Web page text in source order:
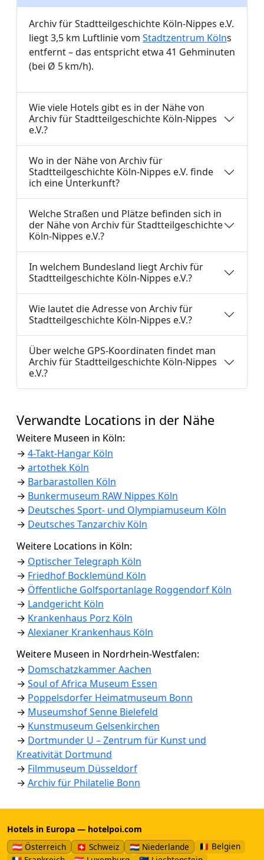
Archiv für Stadtteilgeschichte Köln-Nippes e.V.
liegt 3,5 km Luftlinie vom Stadtzentrum Kölns
entfernt – das entspricht etwa 41 Gehminuten
(bei Ø 5 km/h).
Wie viele Hotels gibt es in der Nähe von
Archiv für Stadtteilgeschichte Köln-Nippes
e.V.?
Wo in der Nähe von Archiv für
Stadtteilgeschichte Köln-Nippes e.V. finde
ich eine Unterkunft?
Welche Straßen und Plätze befinden sich in
der Nähe von Archiv für Stadtteilgeschichte
Köln-Nippes e.V.?
In welchem Bundesland liegt Archiv für
Stadtteilgeschichte Köln-Nippes e.V.?
Wie lautet die Adresse von Archiv für
Stadtteilgeschichte Köln-Nippes e.V.?
Über welche GPS-Koordinaten findet man
Archiv für Stadtteilgeschichte Köln-Nippes
e.V.?
Verwandte Locations in der Nähe
Weitere Museen in Köln:
→ 4-Takt-Hangar Köln
→ artothek Köln
→ Barbarastollen Köln
→ Bunkermuseum RAW Nippes Köln
→ Deutsches Sport- und Olympiamuseum Köln
→ Deutsches Tanzarchiv Köln
Weitere Locations in Köln:
→ Optischer Telegraph Köln
→ Friedhof Bocklemünd Köln
→ Öffentliche Golfsportanlage Roggendorf Köln
→ Landgericht Köln
→ Krankenhaus Porz Köln
→ Alexianer Krankenhaus Köln
Weitere Museen in Nordrhein-Westfalen:
→ Domschatzkammer Aachen
→ Soul of Africa Museum Essen
→ Poppelsdorfer Heimatmuseum Bonn
→ Museumshof Senne Bielefeld
→ Kunstmuseum Gelsenkirchen
→ Dortmunder U – Zentrum für Kunst und
Kreativität Dortmund
→ Filmmuseum Düsseldorf
→ Archiv für Philatelie Bonn
Hotels in Europa — hotelpoi.com
🇦🇹 Österreich
🇨🇭 Schweiz 🇳🇱 Niederlande
🇧🇪 Belgien